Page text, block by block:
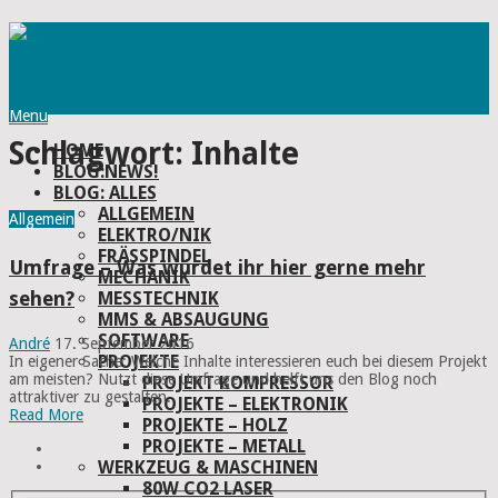
Menu
HOME
BLOG:NEWS!
BLOG: ALLES
ALLGEMEIN
ELEKTRO/NIK
FRÄSSPINDEL
MECHANIK
MESSTECHNIK
MMS & ABSAUGUNG
SOFTWARE
PROJEKTE
PROJEKT KOMPRESSOR
PROJEKTE – ELEKTRONIK
PROJEKTE – HOLZ
PROJEKTE – METALL
WERKZEUG & MASCHINEN
80W CO2 LASER
Schlagwort: Inhalte
Allgemein
Umfrage – Was würdet ihr hier gerne mehr
sehen?
André 17. September 2016
In eigener Sache: Welche Inhalte interessieren euch bei diesem Projekt
am meisten? Nutzt diese Umfrage und helft uns den Blog noch
attraktiver zu gestalten.
Read More